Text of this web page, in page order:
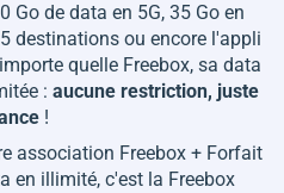
Go de data en 5G, 35 Go en
destinations ou encore l'appli
quelle Freebox, sa data
: aucune restriction, juste
!
association Freebox + Forfait
en illimité, c'est la Freebox